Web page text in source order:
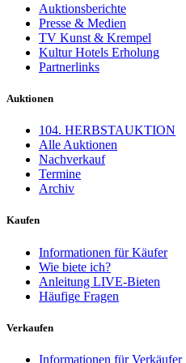
Auktionsberichte
Presse & Medien
TV Kunst & Krempel
Kultur Hotels Erholung
Partnerlinks
Auktionen
104. HERBSTAUKTION
Alle Auktionen
Nachverkauf
Termine
Archiv
Kaufen
Informationen für Käufer
Wie biete ich?
Anleitung LIVE-Bieten
Häufige Fragen
Verkaufen
Informationen für Verkäufer